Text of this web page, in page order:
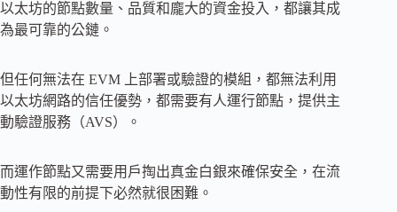
以太坊的節點數量、品質和龐大的資金投入，都讓其成
為最可靠的公鏈。
但任何無法在 EVM 上部署或驗證的模組，都無法利用
以太坊網路的信任優勢，都需要有人運行節點，提供主
動驗證服務（AVS）。
而運作節點又需要用戶掏出真金白銀來確保安全，在流
動性有限的前提下必然就很困難。